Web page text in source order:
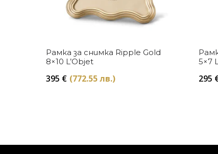
Купи
Рамка за снимка Ripple Gold
8×10 L’Objet
395 € (772.55 лв.)
5×7
295